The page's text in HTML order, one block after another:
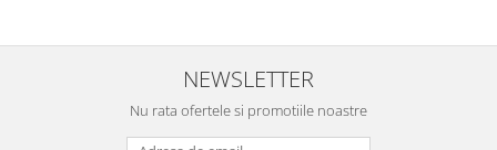
NEWSLETTER
Nu rata ofertele si promotiile noastre